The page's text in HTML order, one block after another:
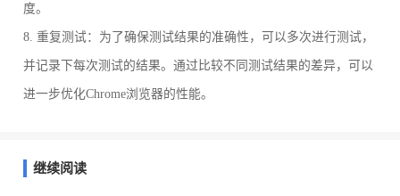
度。
8. 重复测试：为了确保测试结果的准确性，可以多次进行测试，
并记录下每次测试的结果。通过比较不同测试结果的差异，可以
进一步优化Chrome浏览器的性能。
继续阅读